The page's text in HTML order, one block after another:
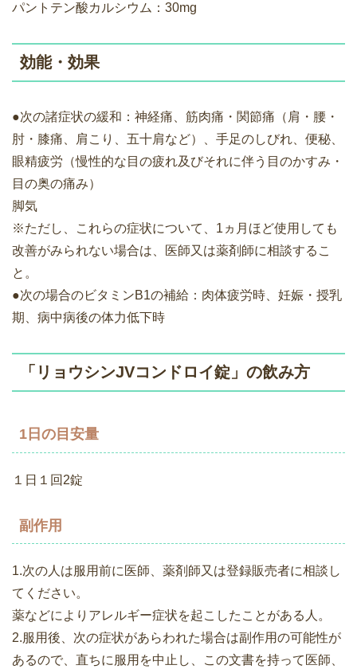
パントテン酸カルシウム：30mg
効能・効果
●次の諸症状の緩和：神経痛、筋肉痛・関節痛（肩・腰・
肘・膝痛、肩こり、五十肩など）、手足のしびれ、便秘、
眼精疲労（慢性的な目の疲れ及びそれに伴う目のかすみ・
目の奥の痛み）
脚気
※ただし、これらの症状について、1ヵ月ほど使用しても
改善がみられない場合は、医師又は薬剤師に相談するこ
と。
●次の場合のビタミンB1の補給：肉体疲労時、妊娠・授乳
期、病中病後の体力低下時
「リョウシンJVコンドロイ錠」の飲み方
1日の目安量
１日１回2錠
副作用
1.次の人は服用前に医師、薬剤師又は登録販売者に相談し
てください。
薬などによりアレルギー症状を起こしたことがある人。
2.服用後、次の症状があらわれた場合は副作用の可能性が
あるので、直ちに服用を中止し、この文書を持って医師、